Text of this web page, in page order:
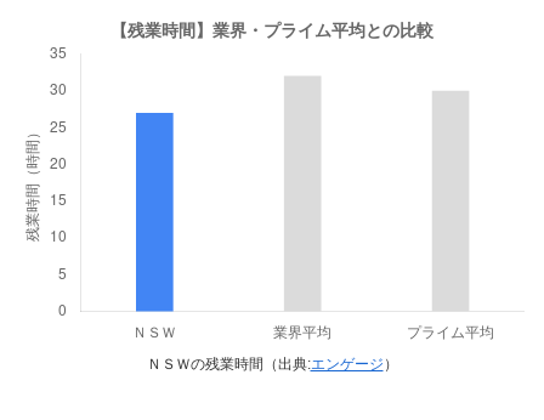
ＮＳＷの残業時間（出典:エンゲージ ）